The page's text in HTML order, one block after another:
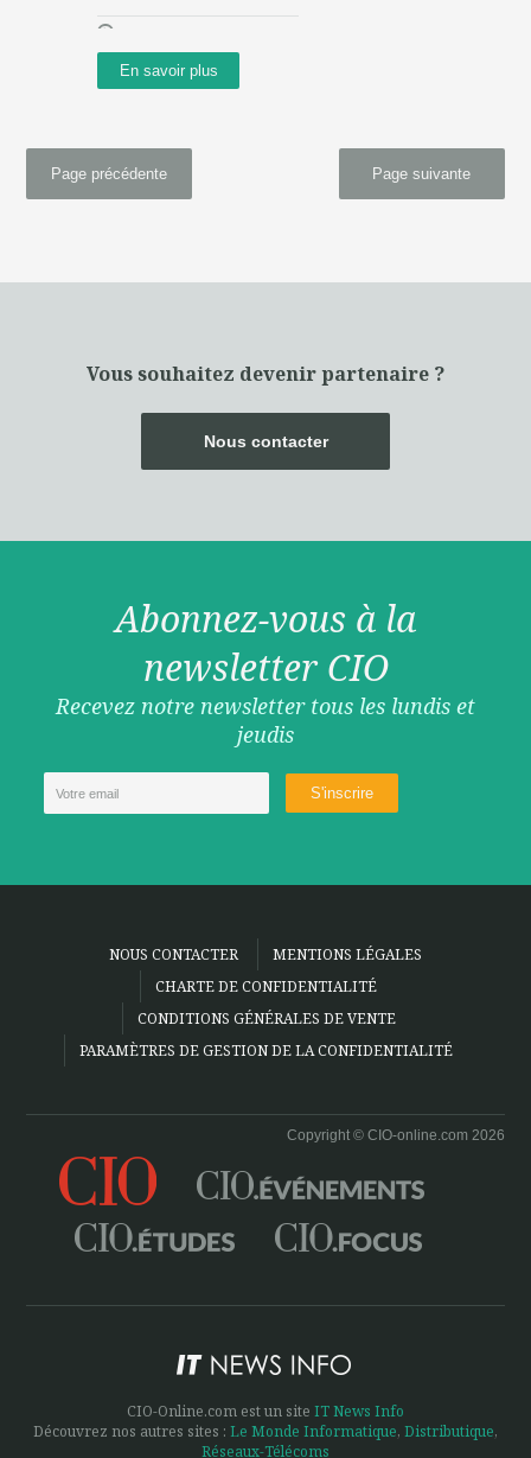
En savoir plus
Page suivante
Page précédente
Vous souhaitez devenir partenaire ?
Nous contacter
Abonnez-vous à la
newsletter CIO
Recevez notre newsletter tous les lundis et
jeudis
NOUS CONTACTER
MENTIONS LÉGALES
CHARTE DE CONFIDENTIALITÉ
CONDITIONS GÉNÉRALES DE VENTE
PARAMÈTRES DE GESTION DE LA CONFIDENTIALITÉ
Copyright © CIO-online.com 2026
CIO-Online.com est un site IT News Info
Découvrez nos autres sites : Le Monde Informatique, Distributique,
Réseaux-Télécoms